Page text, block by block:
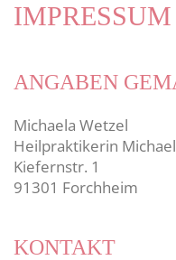
IMPRESSUM
ANGABEN
Michaela Wetzel
Heilpraktikerin
Kiefernstr. 1
91301 Forchheim
KONTAKT